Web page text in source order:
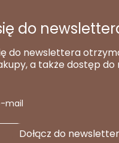
do
do newslettera
a także dostęp
mail